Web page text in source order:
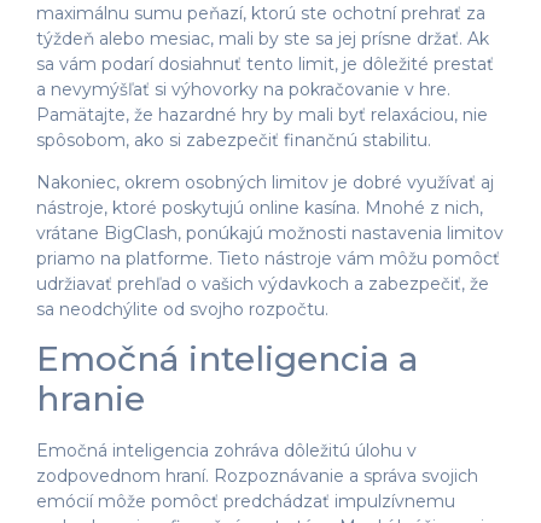
maximálnu sumu peňazí, ktorú ste ochotní prehrať za
týždeň alebo mesiac, mali by ste sa jej prísne držať. Ak
sa vám podarí dosiahnuť tento limit, je dôležité prestať
a nevymýšľať si výhovorky na pokračovanie v hre.
Pamätajte, že hazardné hry by mali byť relaxáciou, nie
spôsobom, ako si zabezpečiť finančnú stabilitu.
Nakoniec, okrem osobných limitov je dobré využívať aj
nástroje, ktoré poskytujú online kasína. Mnohé z nich,
vrátane BigClash, ponúkajú možnosti nastavenia limitov
priamo na platforme. Tieto nástroje vám môžu pomôcť
udržiavať prehľad o vašich výdavkoch a zabezpečiť, že
sa neodchýlite od svojho rozpočtu.
Emočná inteligencia a
hranie
Emočná inteligencia zohráva dôležitú úlohu v
zodpovednom hraní. Rozpoznávanie a správa svojich
emócií môže pomôcť predchádzať impulzívnemu